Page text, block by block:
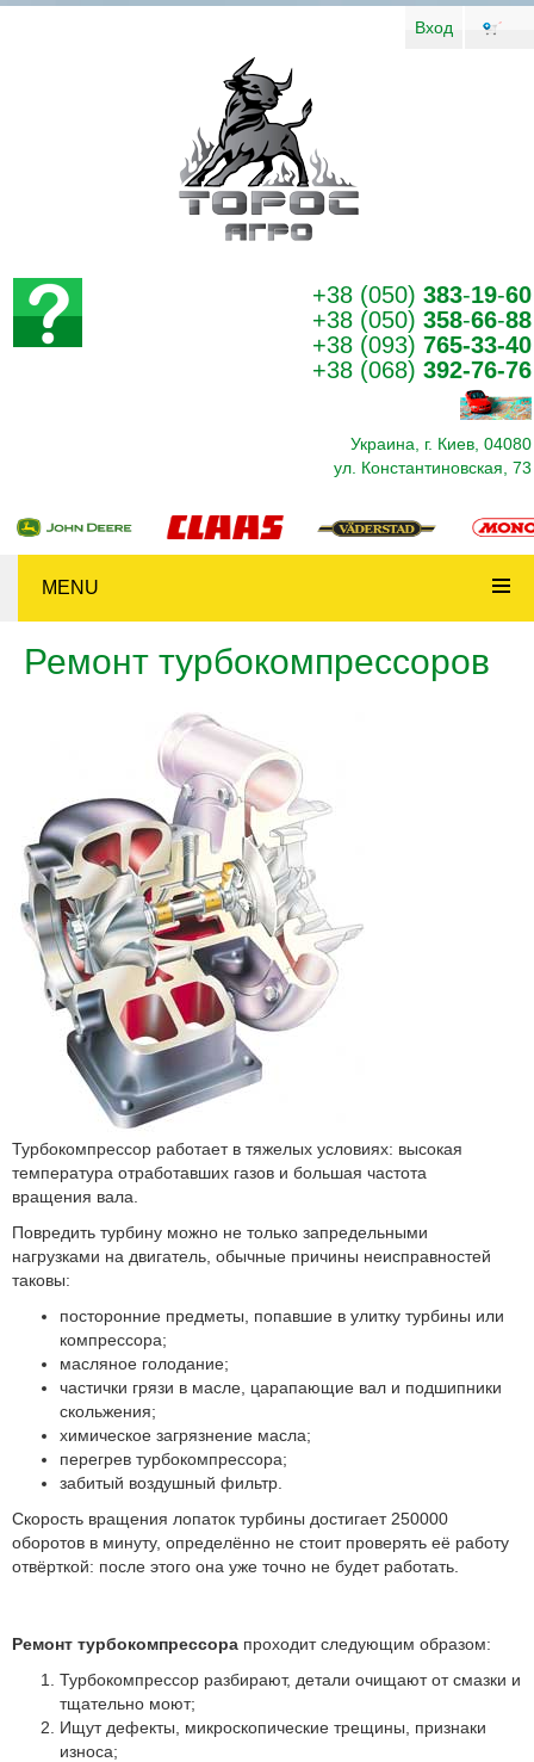
Вход
+38 (050) 383-19-60
+38 (050) 358-66-88
+38 (093) 765-33-40
+38 (068) 392-76-76
Украина, г. Киев, 04080
ул. Константиновская, 73
MENU
Ремонт турбокомпрессоров
Турбокомпрессор работает в тяжелых условиях: высокая
температура отработавших газов и большая частота
вращения вала.
Повредить турбину можно не только запредельными
нагрузками на двигатель, обычные причины неисправностей
таковы:
посторонние предметы, попавшие в улитку турбины или
компрессора;
масляное голодание;
частички грязи в масле, царапающие вал и подшипники
скольжения;
химическое загрязнение масла;
перегрев турбокомпрессора;
забитый воздушный фильтр.
Скорость вращения лопаток турбины достигает 250000
оборотов в минуту, определённо не стоит проверять её работу
отвёрткой: после этого она уже точно не будет работать.
Ремонт турбокомпрессора проходит следующим образом:
Турбокомпрессор разбирают, детали очищают от смазки и
тщательно моют;
Ищут дефекты, микроскопические трещины, признаки
износа;